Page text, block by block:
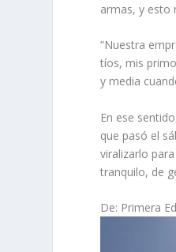
armas, y esto
“Nuestra
tíos, mis
y media
En ese
que pasó el
viralizarlo
tranquilo, de
De: Primera